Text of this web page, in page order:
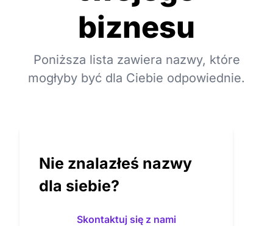
biznesu
Poniższa lista zawiera nazwy, które
mogłyby być dla Ciebie odpowiednie.
Nie znalazłeś nazwy
dla siebie?
Skontaktuj się z nami